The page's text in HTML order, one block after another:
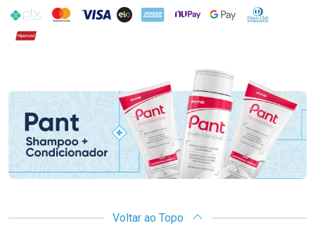
PIX MasterCard
VISA ELO AMEX NuPay Google PayDiners Club
Hipercard
Promoção em Destaque
Voltar ao Topo